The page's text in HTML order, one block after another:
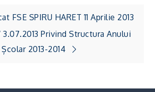
FSE SPIRU HARET 11 Aprilie 2013
3.07.2013 Privind Structura Anului
Școlar 2013-2014